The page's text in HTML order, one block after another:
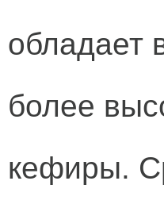
обладает
более
кефиры.